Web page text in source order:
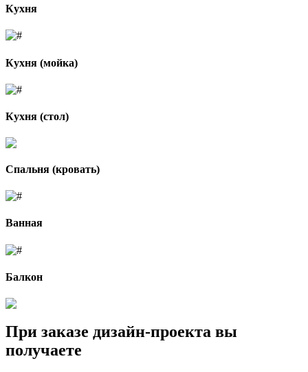
Кухня
Кухня (мойка)
Кухня (стол)
Спальня (кровать)
Ванная
Балкон
При заказе дизайн-проекта вы
получаете